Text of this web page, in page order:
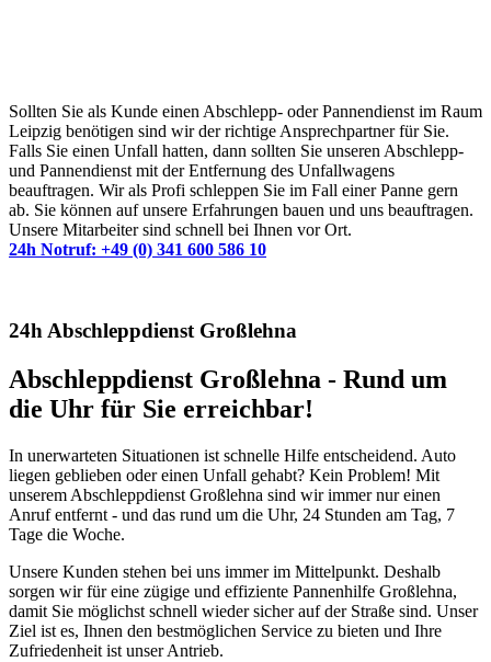
Sollten Sie als Kunde einen Abschlepp- oder Pannendienst im Raum
Leipzig benötigen sind wir der richtige Ansprechpartner für Sie.
Falls Sie einen Unfall hatten, dann sollten Sie unseren Abschlepp-
und Pannendienst mit der Entfernung des Unfallwagens
beauftragen. Wir als Profi schleppen Sie im Fall einer Panne gern
ab. Sie können auf unsere Erfahrungen bauen und uns beauftragen.
Unsere Mitarbeiter sind schnell bei Ihnen vor Ort.
24h Notruf: +49 (0) 341 600 586 10
24h Abschleppdienst Großlehna
Abschleppdienst Großlehna - Rund um
die Uhr für Sie erreichbar!
In unerwarteten Situationen ist schnelle Hilfe entscheidend. Auto
liegen geblieben oder einen Unfall gehabt? Kein Problem! Mit
unserem Abschleppdienst Großlehna sind wir immer nur einen
Anruf entfernt - und das rund um die Uhr, 24 Stunden am Tag, 7
Tage die Woche.
Unsere Kunden stehen bei uns immer im Mittelpunkt. Deshalb
sorgen wir für eine zügige und effiziente Pannenhilfe Großlehna,
damit Sie möglichst schnell wieder sicher auf der Straße sind. Unser
Ziel ist es, Ihnen den bestmöglichen Service zu bieten und Ihre
Zufriedenheit ist unser Antrieb.